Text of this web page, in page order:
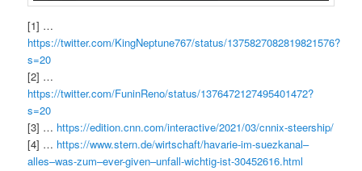
[1] …
https://twitter.com/KingNeptune767/status/1375827082819821576?
s=20
[2] …
https://twitter.com/FuninReno/status/1376472127495401472?
s=20
[3] … https://edition.cnn.com/interactive/2021/03/cnnix-steership/
[4] … https://www.stern.de/wirtschaft/havarie-im-suezkanal–
alles–was-zum–ever-given–unfall-wichtig-ist-30452616.html